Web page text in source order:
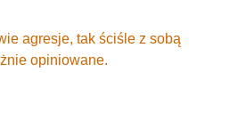
agresje, tak ściśle z sobą
opiniowane.